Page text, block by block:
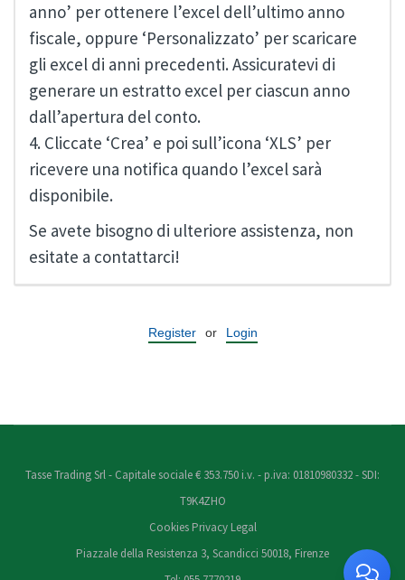
anno’ per ottenere l’excel dell’ultimo anno
fiscale, oppure ‘Personalizzato’ per scaricare
gli excel di anni precedenti. Assicuratevi di
generare un estratto excel per ciascun anno
dall’apertura del conto.
4. Cliccate ‘Crea’ e poi sull’icona ‘XLS’ per
ricevere una notifica quando l’excel sarà
disponibile.
Se avete bisogno di ulteriore assistenza, non
esitate a contattarci!
Register or Login
Tasse Trading Srl - Capitale sociale € 353.750 i.v. - p.iva: 01810980332 - SDI:
T9K4ZHO
Cookies Privacy Legal
Piazzale della Resistenza 3, Scandicci 50018, Firenze